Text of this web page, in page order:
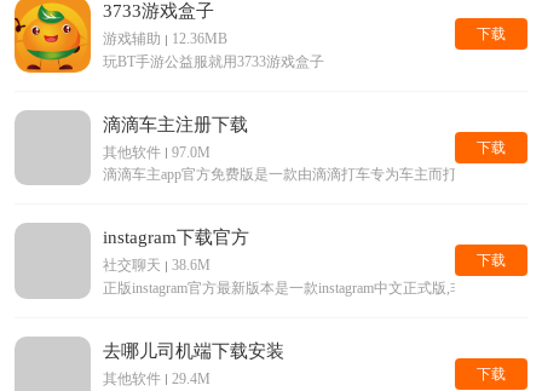
3733游戏盒子
游戏辅助
12.36MB
玩BT手游公益服就用3733游戏盒子
下载
滴滴车主注册下载
其他软件
97.0M
滴滴车主app官方免费版是一款由滴滴打车专为车主而打造的手机
下载
instagram下载官方
社交聊天
38.6M
正版instagram官方最新版本是一款instagram中文正式版,非常受欢
下载
去哪儿司机端下载安装
其他软件
29.4M
下载